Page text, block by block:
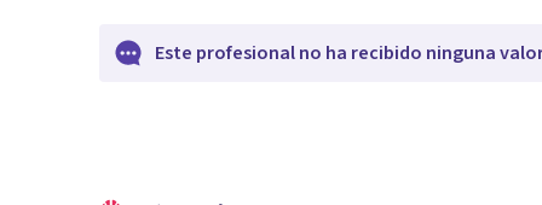
Este profesional no ha recibido ninguna